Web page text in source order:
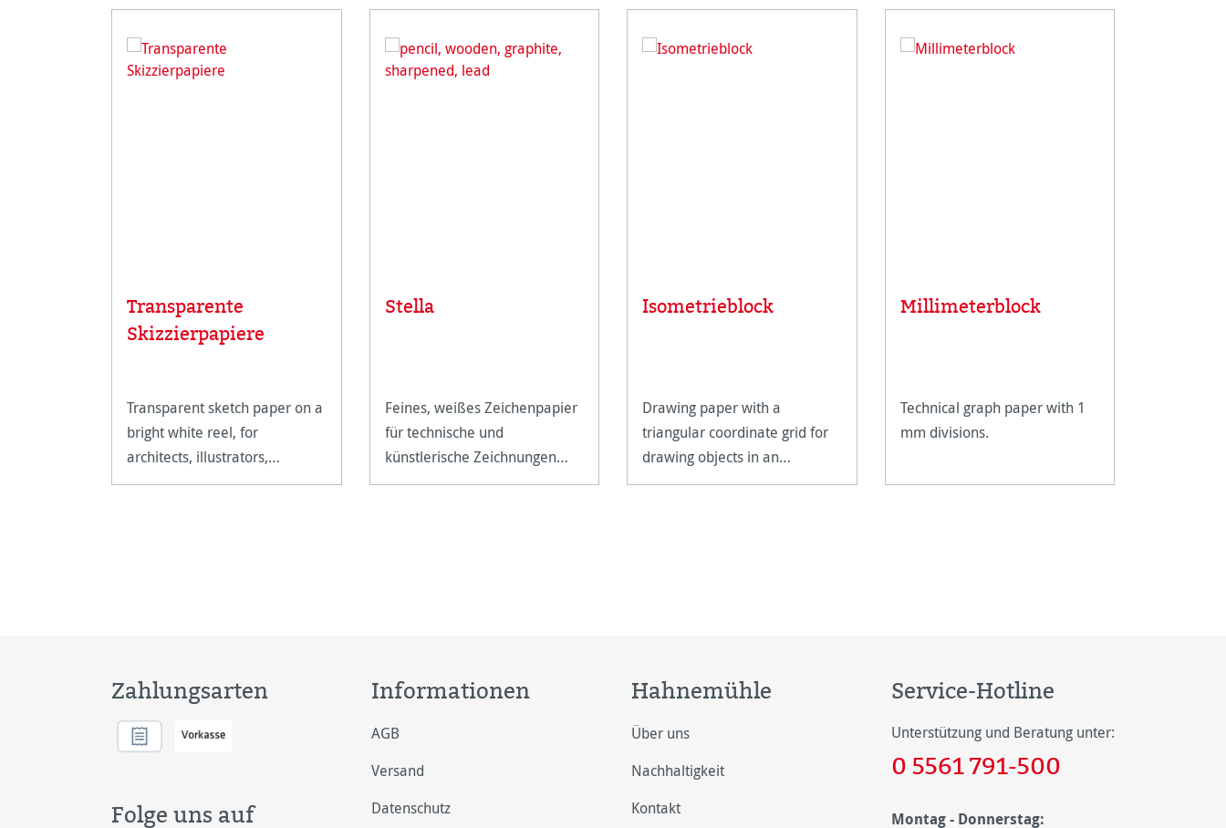
Transparente
Skizzierpapiere
Transparent sketch paper on a
bright white reel, for
architects, illustrators,
painters, graphic designers
Stella
Feines, weißes Zeichenpapier
für technische und
künstlerische Zeichnungen
sowie Schulbedarf.
Isometrieblock
Drawing paper with a
triangular coordinate grid for
drawing objects in an
isometric perspective.
Millimeterblock
Technical graph paper with 1
mm divisions.
Zahlungsarten
Folge uns auf
Informationen
AGB
Versand
Datenschutz
Hahnemühle
Über uns
Nachhaltigkeit
Kontakt
Service-Hotline
Unterstützung und Beratung unter:
0 5561 791-500
Montag - Donnerstag: